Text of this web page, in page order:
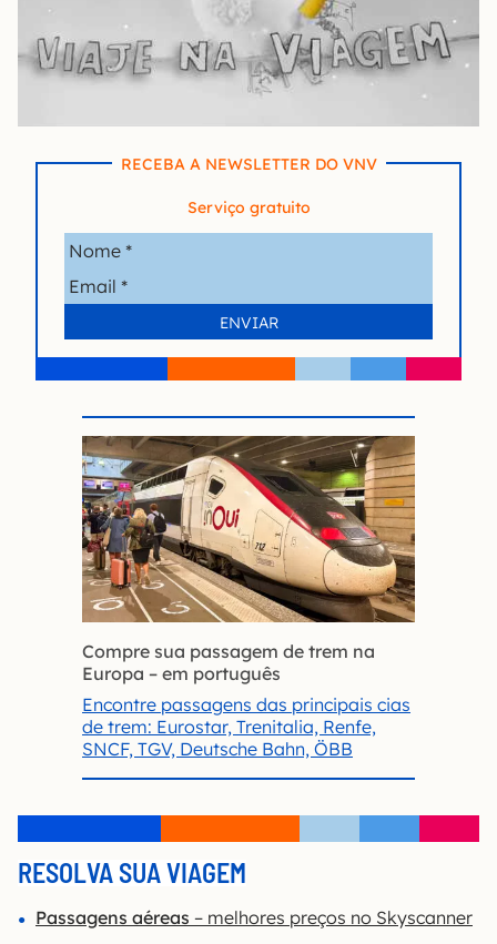
RECEBA A NEWSLETTER DO VNV
Serviço gratuito
Compre sua passagem de trem na
Europa – em português
Encontre passagens das principais cias
de trem: Eurostar, Trenitalia, Renfe,
SNCF, TGV, Deutsche Bahn, ÖBB
RESOLVA SUA VIAGEM
Passagens aéreas – melhores preços no Skyscanner